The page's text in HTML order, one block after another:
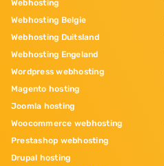
Webhosting
Webhosting Belgie
Webhosting Duitsland
Webhosting Engeland
Wordpress webhosting
Magento hosting
Joomla hosting
Woocommerce webhosting
Prestashop webhosting
Drupal hosting